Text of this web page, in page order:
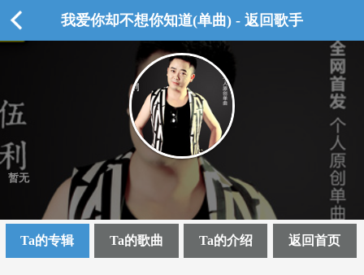
我爱你却不想你知道(单曲) - 返回歌手
暂无
Ta的专辑 Ta的歌曲 Ta的介绍 返回首页